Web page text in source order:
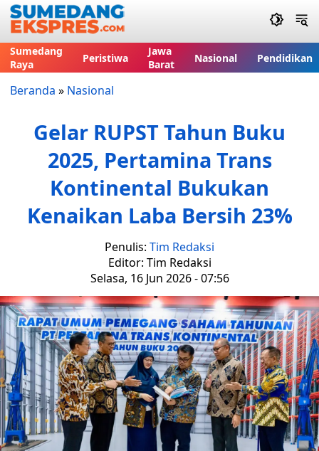
Sumedang
Raya
Peristiwa
Jawa
Barat
Nasional Pendidikan
Beranda » Nasional
Gelar RUPST Tahun Buku
2025, Pertamina Trans
Kontinental Bukukan
Kenaikan Laba Bersih 23%
Penulis: Tim Redaksi
Editor: Tim Redaksi
Selasa, 16 Jun 2026 - 07:56